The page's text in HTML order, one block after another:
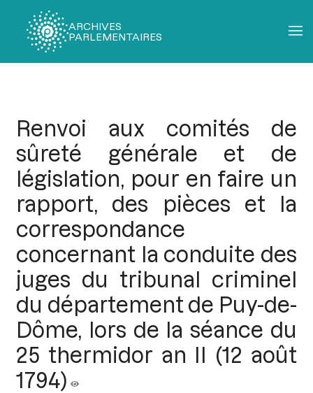
ARCHIVES
PARLEMENTAIRES
Renvoi aux comités de
sûreté générale et de
législation, pour en faire un
rapport, des pièces et la
correspondance
concernant la conduite des
juges du tribunal criminel
du département de Puy-de-
Dôme, lors de la séance du
25 thermidor an II (12 août
1794)